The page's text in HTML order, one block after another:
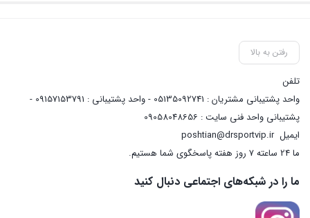
رفتن به بالا
تلفن
واحد پشتیبانی مشتریان : 05135092741 - واحد پشتیبانی : 09157153791 -
پشتیبانی واحد فنی سایت : 09058048656
ایمیلposhtian@drsportvip.ir
ما 24 ساعته 7 روز هفته پاسخگوی شما هستیم.
ما را در شبکه‌های اجتماعی دنبال کنید